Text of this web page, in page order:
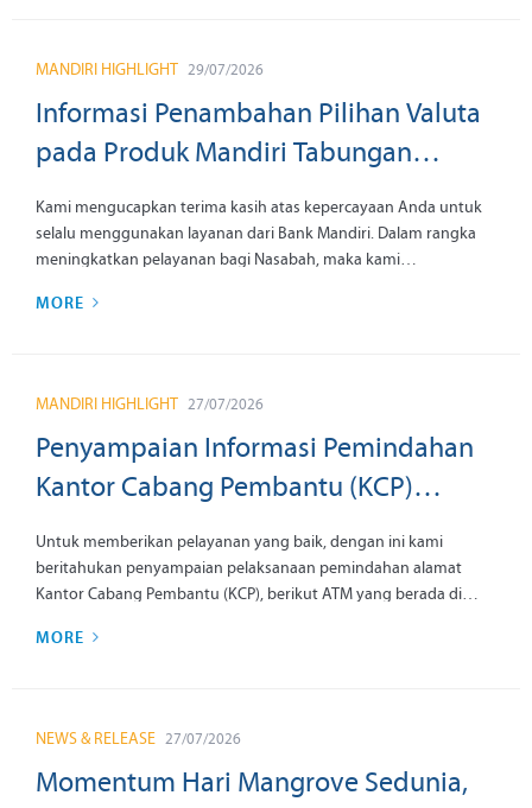
MANDIRI HIGHLIGHT 29/07/2026
Informasi Penambahan Pilihan Valuta
pada Produk Mandiri Tabungan
Multicurrency dan Mandiri Tabungan
Bisnis
Kami mengucapkan terima kasih atas kepercayaan Anda untuk
selalu menggunakan layanan dari Bank Mandiri. Dalam rangka
meningkatkan pelayanan bagi Nasabah, maka kami
MORE
MANDIRI HIGHLIGHT 27/07/2026
Penyampaian Informasi Pemindahan
Kantor Cabang Pembantu (KCP)
Selong, KCP Tebo Sungai Bengkal, KCP
Tangerang Poris Business, KCP Jakarta
Permata Hijau dan KCP Handil tanggal
24 Agustus 2026
Untuk memberikan pelayanan yang baik, dengan ini kami
beritahukan penyampaian pelaksanaan pemindahan alamat
Kantor Cabang Pembantu (KCP), berikut ATM yang berada di
MORE
NEWS & RELEASE 27/07/2026
Momentum Hari Mangrove Sedunia,